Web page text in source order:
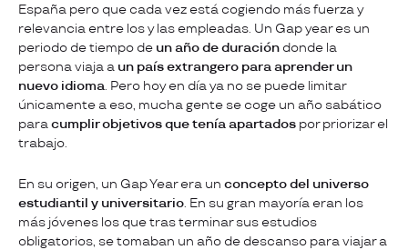
España pero que cada vez está cogiendo más fuerza y
relevancia entre los y las empleadas. Un Gap year es un
periodo de tiempo de un año de duración donde la
persona viaja a un país extrangero para aprender un
nuevo idioma. Pero hoy en día ya no se puede limitar
únicamente a eso, mucha gente se coge un año sabático
paracumplir objetivos que tenía apartados por priorizar el
trabajo.
En su origen, un Gap Year era un concepto del universo
estudiantil y universitario. En su gran mayoría eran los
más jóvenes los que tras terminar sus estudios
obligatorios, se tomaban un año de descanso para viajar a